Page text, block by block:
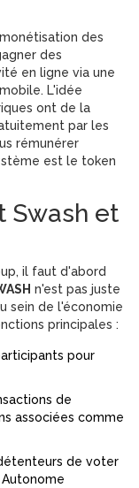
des
des
en ligne via une
. L'idée
ont de la
par les
rémunérer
est le token
Swash et
il faut d'abord
n'est pas juste
sein de l'économie
principales :
pour
de
associées comme
de voter
Autonome